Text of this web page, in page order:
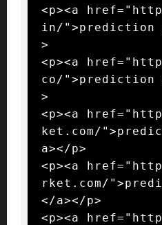
<p><a
in/">prediction
>
<p><a
co/">prediction
>
<p><a
ket.com/
a></p>
<p><a
rket.com/
</a></p>
<p><a